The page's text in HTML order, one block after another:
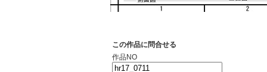
この作品に問合せる
作品NO